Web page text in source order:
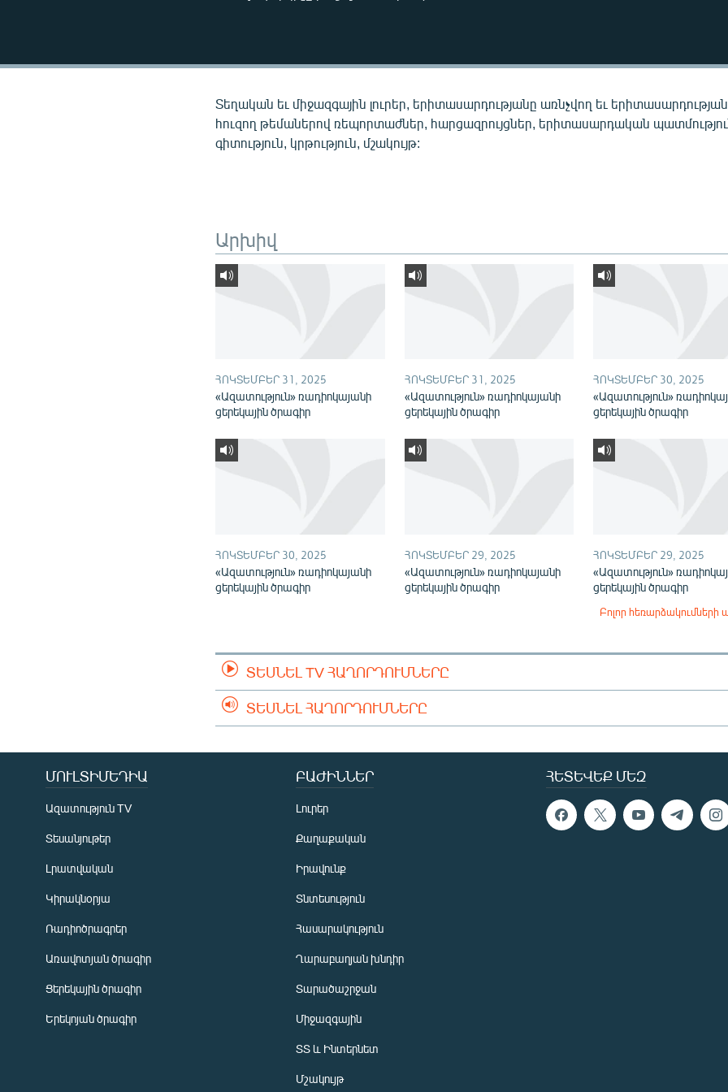
ՍՊՈՐՏ
Տեղական եւ միջազգային լուրեր, երիտասարդությանը առնչվող եւ
հուզող թեմաներով ռեպորտաժներ, հարցազրույցներ, երիտասարդական
գիտություն, կրթություն, մշակույթ:
Արխիվ
ՀՈԿՏԵՄԲԵՐ 31, 2025
«Ազատություն» ռադիոկայանի
ցերեկային ծրագիր
ՀՈԿՏԵՄԲԵՐ 31, 2025
«Ազատություն» ռադիոկայանի
ցերեկային ծրագիր
ՀՈԿՏԵՄԲԵՐ 30, 2025
«Ազատություն»
ցերեկային ծրագիր
ՀՈԿՏԵՄԲԵՐ 30, 2025
«Ազատություն» ռադիոկայանի
ցերեկային ծրագիր
ՀՈԿՏԵՄԲԵՐ 29, 2025
«Ազատություն» ռադիոկայանի
ցերեկային ծրագիր
ՀՈԿՏԵՄԲԵՐ 29, 2025
«Ազատություն»
ցերեկային ծրագիր
Բոլոր հեռարձակումների
ՏԵՍՆԵԼ TV ՀԱՂՈՐԴՈՒՄՆԵՐԸ
ՏԵՍՆԵԼ ՀԱՂՈՐԴՈՒՄՆԵՐԸ
ՀԵՏԵՎԵՔ ՄԵԶ
ՄՈՒԼՏԻՄԵԴԻԱ
Ազատություն TV
Տեսանյութեր
Լրատվական
Կիրակնօրյա
Ռադիոծրագրեր
Առավոտյան ծրագիր
Ցերեկային ծրագիր
Երեկոյան ծրագիր
ԲԱԺԻՆՆԵՐ
Լուրեր
Քաղաքական
Իրավունք
Տնտեսություն
Հասարակություն
Ղարաբաղյան խնդիր
Տարածաշրջան
Միջազգային
ՏՏ և Ինտերնետ
Մշակույթ